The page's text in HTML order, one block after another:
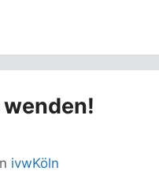
wenden!
ivwKöln